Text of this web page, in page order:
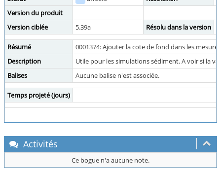
Version du produit
Version ciblée
5.39a Résolu dans la version
Résumé
0001374: Ajouter la cote de fond dans les
Description
Utile pour les simulations sédiment. A voir si la
Balises
Aucune balise n'est associée.
Temps projeté (jours)
Activités
Ce bogue n'a aucune note.